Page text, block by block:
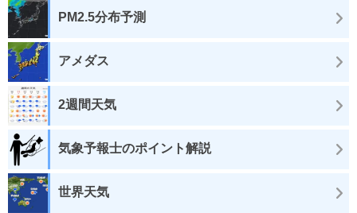
PM2.5分布予測
アメダス
2週間天気
気象予報士のポイント解説
世界天気